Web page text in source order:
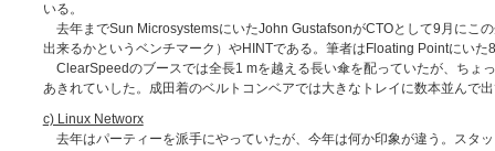
いる。
去年までSun MicrosystemsにいたJohn GustafsonがCTOとして9月にこ
出来るかというベンチマーク）やHINTである。筆者はFloating Pointにい
ClearSpeedのブースでは全長1 mを越える長い傘を配っていたが、ちょ
あきれていした。成田着のベルトコンベアでは大きなトレイに数本並んで
c) Linux Networx
去年はパーティーを派手にやっていたが、今年は何か印象が違う。スタ